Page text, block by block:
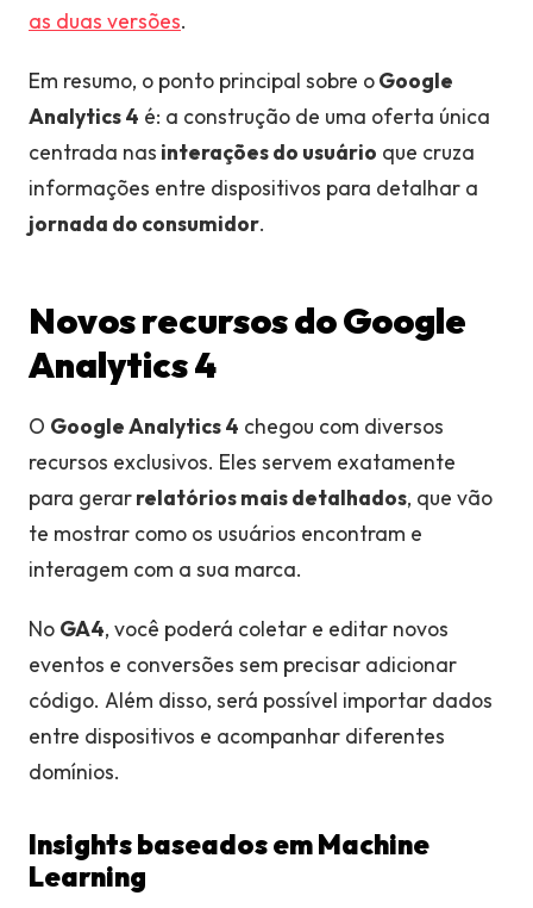
as duas versões.
Em resumo, o ponto principal sobre oGoogle
Analytics 4 é: a construção de uma oferta única
centrada nas interações do usuário que cruza
informações entre dispositivos para detalhar a
jornada do consumidor.
Novos recursos do Google
Analytics 4
O Google Analytics 4 chegou com diversos
recursos exclusivos. Eles servem exatamente
para gerarrelatórios mais detalhados, que vão
te mostrar como os usuários encontram e
interagem com a sua marca.
No GA4, você poderá coletar e editar novos
eventos e conversões sem precisar adicionar
código. Além disso, será possível importar dados
entre dispositivos e acompanhar diferentes
domínios.
Insights baseados em Machine
Learning